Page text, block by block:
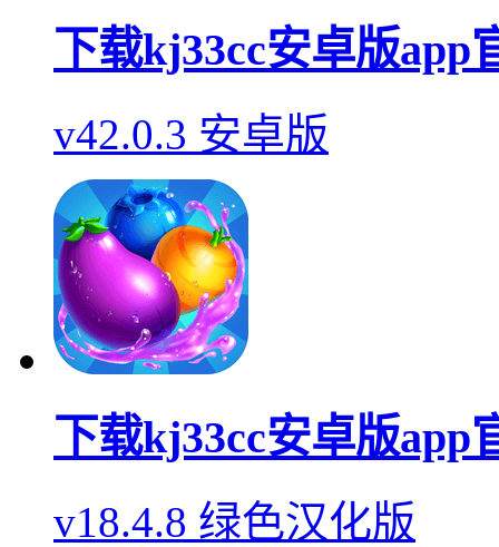
下载kj33cc安卓版app
v42.0.3 安卓版
下载kj33cc安卓版app
v18.4.8 绿色汉化版